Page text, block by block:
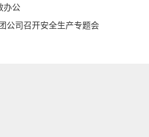
办公
公司召开安全生产专题会